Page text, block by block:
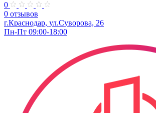
0
0 отзывов
г.Краснодар, ул.Суворова, 26
Пн-Пт 09:00-18:00